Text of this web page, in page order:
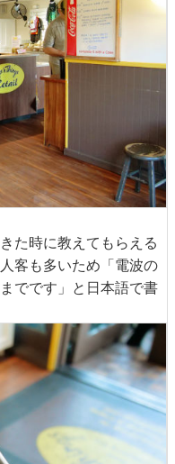
た時に教えてもらえる
客も多いため「電波の
でです」と日本語で書